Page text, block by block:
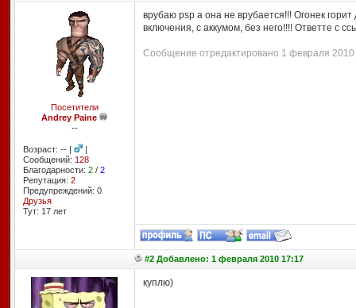
Посетители
Andrey Paine
--
Возраст: -- |
|
Сообщений: 128
Благодарности: 2/ 2
Репутация: 2
Предупреждений: 0
Друзья
Тут: 17 лет
врубаю psp а она не врубается!!! Огонек
включения, с аккумом, без него!!!! Ответте с
Сообщение отредактировано 1 февраля 2010
#2 Добавлено: 1 февраля 2010 17:17
куплю)